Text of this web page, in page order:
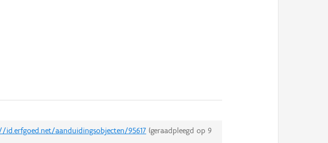
id.erfgoed.net/aanduidingsobjecten/95617 (geraadpleegd op9